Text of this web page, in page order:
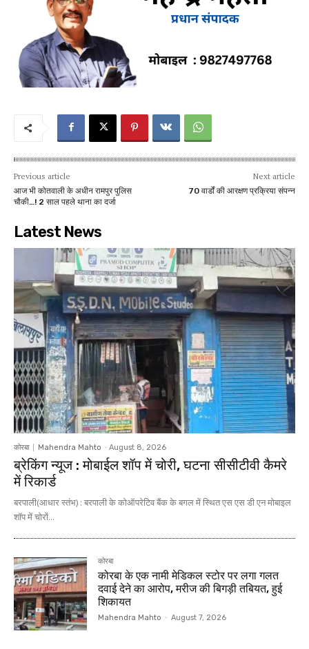
Previous article
आज भी कोतवाली के अधीन रामपुर पुलिस
चौकी…! 2 साल पहले थाना का दर्जा
Next article
70 वार्डों की आरक्षण प्रक्रिया संपन्न
Latest News
कोरबा Mahendra Mahto - August 8, 2026
ब्रेकिंग न्यूज : मोबाईल शॉप में चोरी, घटना सीसीटीवी कैमरे
में रिकार्ड
बरपाली(आधार स्तंभ) : बरपाली के कोऑपरेटिव बैंक के बगल में स्थित एस एस डी एन मोबाइल
शॉप में चोरों...
कोरबा
कोरबा के एक नामी मेडिकल स्टोर पर लगा गलत
दवाई देने का आरोप, मरीज की बिगड़ी तबियत, हुई
शिकायत
Mahendra Mahto - August 7, 2026